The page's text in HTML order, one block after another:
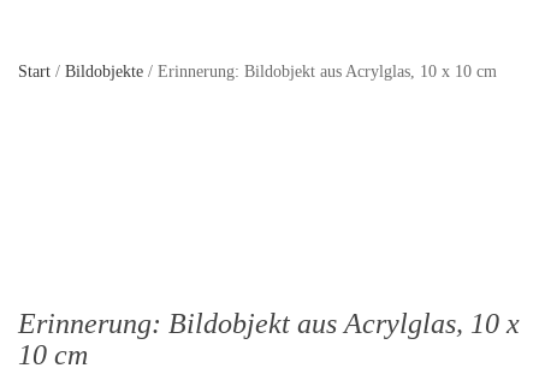
Start / Bildobjekte / Erinnerung: Bildobjekt aus Acrylglas, 10 x 10 cm
Erinnerung: Bildobjekt aus Acrylglas, 10 x
10 cm